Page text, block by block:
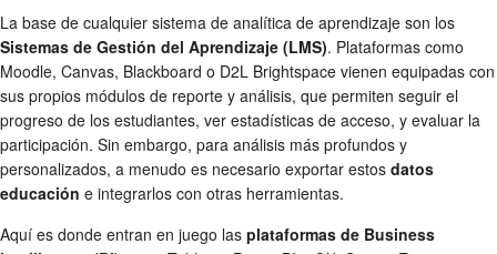
La base de cualquier sistema de analítica de aprendizaje son los
Sistemas de Gestión del Aprendizaje (LMS). Plataformas como
Moodle, Canvas, Blackboard o D2L Brightspace vienen equipadas con
sus propios módulos de reporte y análisis, que permiten seguir el
progreso de los estudiantes, ver estadísticas de acceso, y evaluar la
participación. Sin embargo, para análisis más profundos y
personalizados, a menudo es necesario exportar estos datos
educación e integrarlos con otras herramientas.
Aquí es donde entran en juego las plataformas de Business